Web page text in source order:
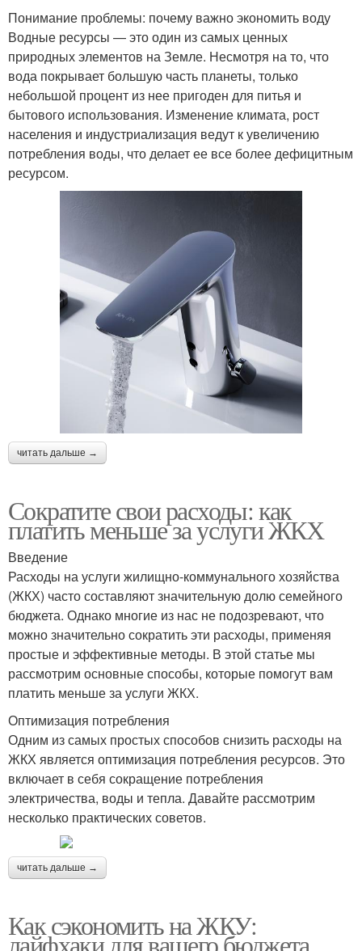
Понимание проблемы: почему важно экономить воду
Водные ресурсы — это один из самых ценных
природных элементов на Земле. Несмотря на то, что
вода покрывает большую часть планеты, только
небольшой процент из нее пригоден для питья и
бытового использования. Изменение климата, рост
населения и индустриализация ведут к увеличению
потребления воды, что делает ее все более дефицитным
ресурсом.
читать дальше →
Сократите свои расходы: как
платить меньше за услуги ЖКХ
Введение
Расходы на услуги жилищно-коммунального хозяйства
(ЖКХ) часто составляют значительную долю семейного
бюджета. Однако многие из нас не подозревают, что
можно значительно сократить эти расходы, применяя
простые и эффективные методы. В этой статье мы
рассмотрим основные способы, которые помогут вам
платить меньше за услуги ЖКХ.
Оптимизация потребления
Одним из самых простых способов снизить расходы на
ЖКХ является оптимизация потребления ресурсов. Это
включает в себя сокращение потребления
электричества, воды и тепла. Давайте рассмотрим
несколько практических советов.
читать дальше →
Как сэкономить на ЖКУ: